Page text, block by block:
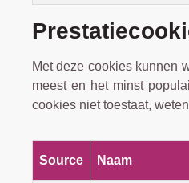
Met deze cookies kunnen
meest en het minst
cookies niet toestaat,
Source Naam